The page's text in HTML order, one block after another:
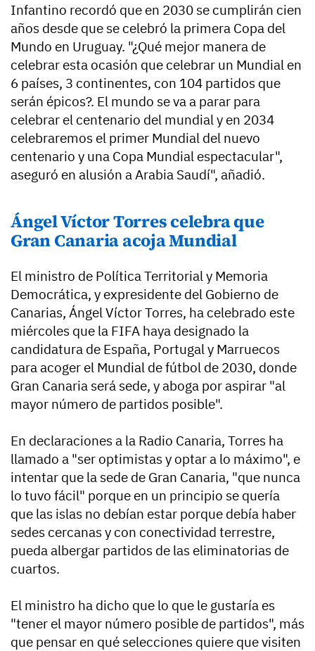
Infantino recordó que en 2030 se cumplirán cien
años desde que se celebró la primera Copa del
Mundo en Uruguay. "¿Qué mejor manera de
celebrar esta ocasión que celebrar un Mundial en
6 países, 3 continentes, con 104 partidos que
serán épicos?. El mundo se va a parar para
celebrar el centenario del mundial y en 2034
celebraremos el primer Mundial del nuevo
centenario y una Copa Mundial espectacular",
aseguró en alusión a Arabia Saudí", añadió.
Ángel Víctor Torres celebra que
Gran Canaria acoja Mundial
El ministro de Política Territorial y Memoria
Democrática, y expresidente del Gobierno de
Canarias, Ángel Víctor Torres, ha celebrado este
miércoles que la FIFA haya designado la
candidatura de España, Portugal y Marruecos
para acoger el Mundial de fútbol de 2030, donde
Gran Canaria será sede, y aboga por aspirar "al
mayor número de partidos posible".
En declaraciones a la Radio Canaria, Torres ha
llamado a "ser optimistas y optar a lo máximo", e
intentar que la sede de Gran Canaria, "que nunca
lo tuvo fácil" porque en un principio se quería
que las islas no debían estar porque debía haber
sedes cercanas y con conectividad terrestre,
pueda albergar partidos de las eliminatorias de
cuartos.
El ministro ha dicho que lo que le gustaría es
"tener el mayor número posible de partidos", más
que pensar en qué selecciones quiere que visiten